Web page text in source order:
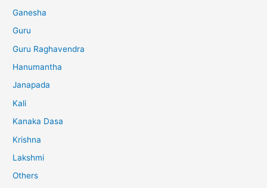
Ganesha
Guru
Guru Raghavendra
Hanumantha
Janapada
Kali
Kanaka Dasa
Krishna
Lakshmi
Others